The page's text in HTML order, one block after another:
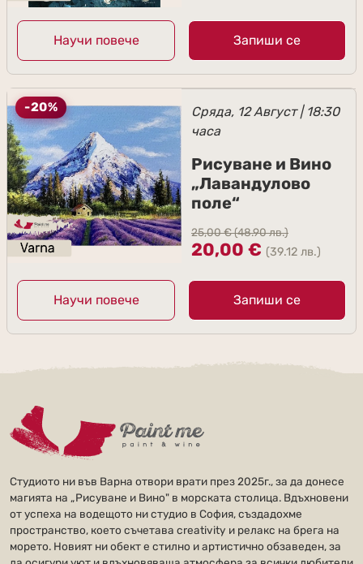
Научи повече Запиши се
Сряда, 12 Август | 18:30
часа
Рисуване и Вино
„Лавандулово
поле“
25,00€(48.90 лв.)
20,00 € (39.12 лв.)
Научи повече Запиши се
-20%
Студиото ни във Варна отвори врати през 2025г., за да донесе
магията на „Рисуване и Вино" в морската столица. Вдъхновени
от успеха на водещото ни студио в София, създадохме
пространство, което съчетава creativity и релакс на брега на
морето. Новият ни обект е стилно и артистично обзаведен, за